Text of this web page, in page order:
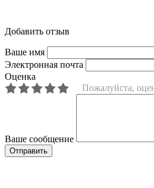
Добавить отзыв
Ваше имя
Электронная почта
Оценка
Пожалуйста,
Ваше сообщение